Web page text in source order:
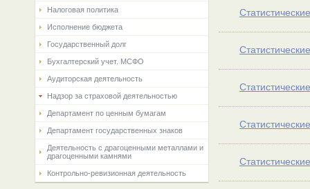
Налоговая политика
Исполнение бюджета
Государственный долг
Бухгалтерский учет. МСФО
Аудиторская деятельность
Надзор за страховой деятельностью
Департамент по ценным бумагам
Департамент государственных знаков
Деятельность с драгоценными металлами и
драгоценными камнями
Контрольно-ревизионная деятельность